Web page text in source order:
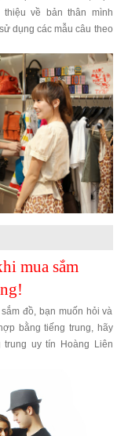
về bản thân mình
dụng các mẫu câu theo
mua sắm
đồ, bạn muốn hỏi và
bằng tiếng trung, hãy
trung uy tín Hoàng Liên